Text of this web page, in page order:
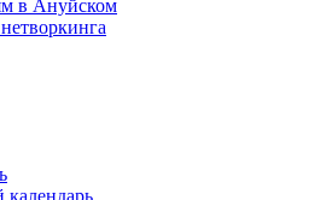
в Ануйском